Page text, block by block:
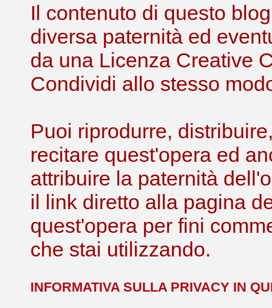
Il contenuto di questo
diversa paternità ed
da una Licenza Creative
Condividi allo stesso
Puoi riprodurre,
recitare quest'opera ed
attribuire la paternità
il link diretto alla pagina
quest'opera per fini
che stai utilizzando.
INFORMATIVA SULLA PRIVACY IN